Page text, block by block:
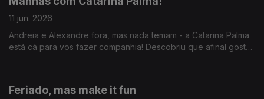
11 jun. 2026
Andreia e Alexandre fora, mas nada temam - a Catarina Palma
está cá para vos fazer companhia! Descobriu que afinal gosta
Feriado, mas make it fun